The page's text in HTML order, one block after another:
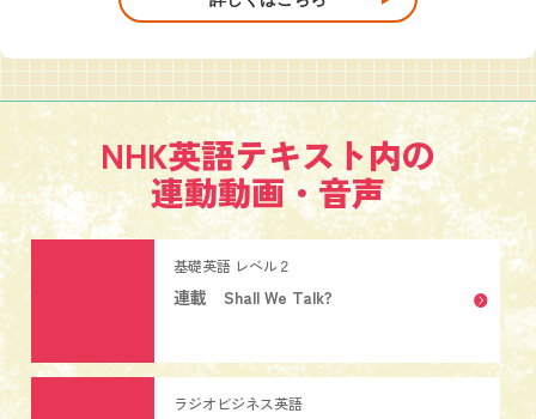
NHK英語テキスト内の
連動動画・音声
基礎英語 レベル２
連載 Shall We Talk?
ラジオビジネス英語